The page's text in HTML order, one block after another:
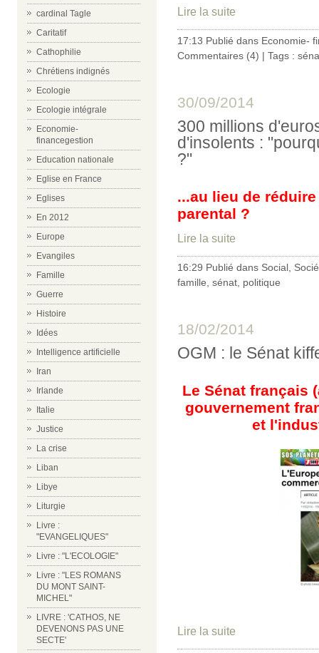
cardinal Tagle
Caritatif
Cathophilie
Chrétiens indignés
Ecologie
Ecologie intégrale
Economie-
financegestion
Education nationale
Eglise en France
Eglises
En 2012
Europe
Evangiles
Famille
Guerre
Histoire
Idées
Intelligence artificielle
Iran
Irlande
Italie
Justice
La crise
Liban
Libye
Liturgie
Livre :
"EVANGELIQUES"
Livre : "L'ECOLOGIE"
Livre : "LES ROMANS
DU MONT SAINT-
MICHEL"
LIVRE : 'CATHOS, NE
DEVENONS PAS UNE
SECTE'
Lire la suite
17:13 Publié dans Economie-
Commentaires (4) | Tags :
30/09/2014
300 millions
d'insolents :
?"
...au lieu de
parental ?
Lire la suite
16:29 Publié dans Social
famille sénat politique
18/02/2014
OGM : le Sénat
Le Sénat français
gouvernement
et
Lire la suite